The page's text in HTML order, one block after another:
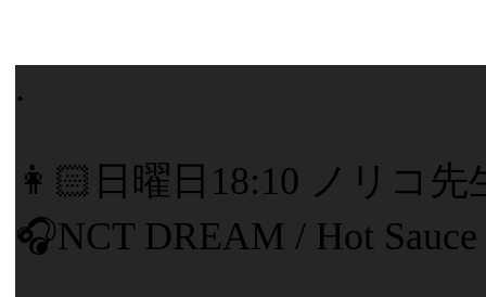
.
👩🏻日曜日18:10 ノリコ
🎧NCT DREAM / Hot Sauce